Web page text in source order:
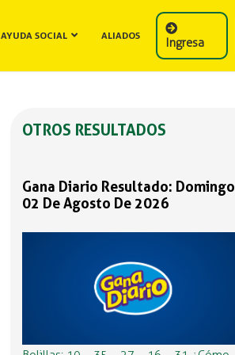
AYUDA SOCIAL ALIADOS Ingresa
OTROS RESULTADOS
Gana Diario Resultado: Domingo
02 De Agosto De 2026